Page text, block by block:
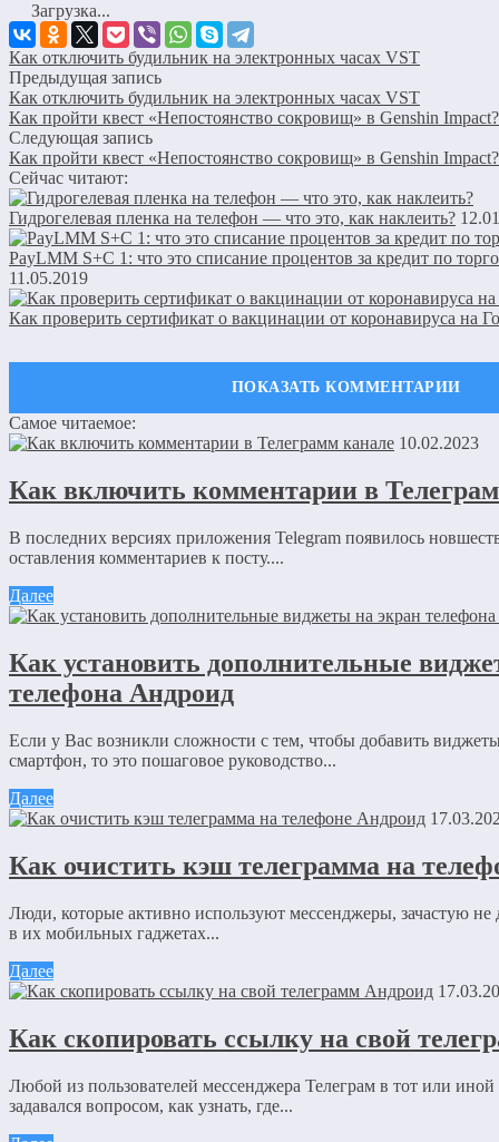
Загрузка...
Как отключить будильник на электронных часах VST
Предыдущая запись
Как отключить будильник на электронных часах VST
Как пройти квест «Непостоянство сокровищ» в Genshin Impact?
Следующая запись
Как пройти квест «Непостоянство сокровищ» в Genshin Impact?
Сейчас читают:
Гидрогелевая пленка на телефон — что это, как наклеить?
PayLMM S+C 1: что это списание процентов за кредит по
11.05.2019
Как проверить сертификат о вакцинации от коронавируса на
Оставить комментарий
Ваш адрес email не будет опубликован.
Обязательные поля
Имя*
Сайт
Сохранить моё имя, email и адрес сайта в этом браузере
комментариев.
Отправляя сообщение, Вы разрешаете сбор и обработку
Политика конфиденциальности
.
Самое читаемое:
10.02.2023
Как включить комментарии в
В последних версиях приложения Telegram появилось
оставления комментариев к посту....
Далее
Как установить дополнительные
телефона Андроид
Если у Вас возникли сложности с тем, чтобы добавить
смартфон, то это пошаговое руководство...
Далее
Как очистить кэш телеграмма на
Люди, которые активно используют мессенджеры, зачастую не
в их мобильных гаджетах...
Далее
Как скопировать ссылку на свой
Любой из пользователей мессенджера Телеграм в тот или
задавался вопросом, как узнать, где...